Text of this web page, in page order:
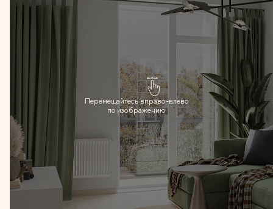
Перемещайтесь вправо-влево
по изображению